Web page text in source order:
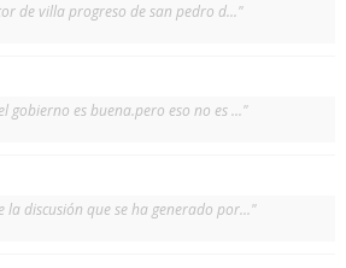
de villa progreso de san pedro d..."
gobierno es buena.pero eso no es ..."
la discusión que se ha generado por..."